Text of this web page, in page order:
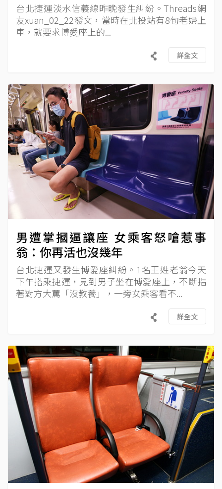
台北捷運淡水信義線昨晚發生糾紛。Threads網
友xuan_02_22發文，當時在北投站有8旬老婦上
車，就要求博愛座上的...
詳全文
男遭掌摑逼讓座 女乘客怒嗆惹事
翁：你再活也沒幾年
台北捷運又發生博愛座糾紛。1名王姓老翁今天
下午搭乘捷運，見到男子坐在博愛座上，不斷指
著對方大罵「沒教養」，一旁女乘客看不...
詳全文